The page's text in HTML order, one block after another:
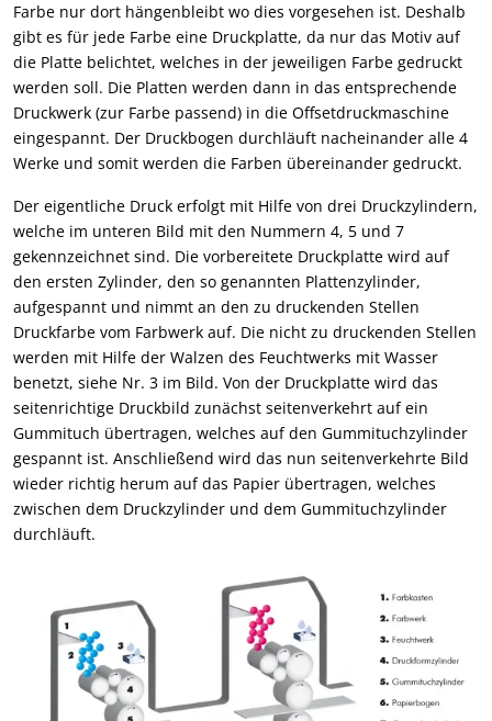
Farbe nur dort hängenbleibt wo dies vorgesehen ist. Deshalb
gibt es für jede Farbe eine Druckplatte, da nur das Motiv auf
die Platte belichtet, welches in der jeweiligen Farbe gedruckt
werden soll. Die Platten werden dann in das entsprechende
Druckwerk (zur Farbe passend) in die Offsetdruckmaschine
eingespannt. Der Druckbogen durchläuft nacheinander alle 4
Werke und somit werden die Farben übereinander gedruckt.
Der eigentliche Druck erfolgt mit Hilfe von drei Druckzylindern,
welche im unteren Bild mit den Nummern 4, 5 und 7
gekennzeichnet sind. Die vorbereitete Druckplatte wird auf
den ersten Zylinder, den so genannten Plattenzylinder,
aufgespannt und nimmt an den zu druckenden Stellen
Druckfarbe vom Farbwerk auf. Die nicht zu druckenden Stellen
werden mit Hilfe der Walzen des Feuchtwerks mit Wasser
benetzt, siehe Nr. 3 im Bild. Von der Druckplatte wird das
seitenrichtige Druckbild zunächst seitenverkehrt auf ein
Gummituch übertragen, welches auf den Gummituchzylinder
gespannt ist. Anschließend wird das nun seitenverkehrte Bild
wieder richtig herum auf das Papier übertragen, welches
zwischen dem Druckzylinder und dem Gummituchzylinder
durchläuft.